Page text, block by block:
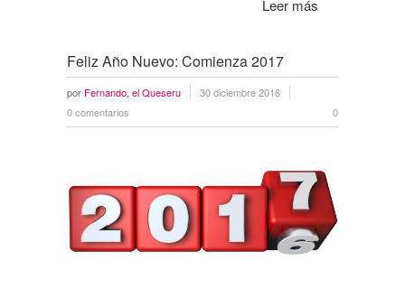
Leer más
Feliz Año Nuevo: Comienza 2017
por Fernando, el Queseru
30 diciembre 2016
0 comentarios
0